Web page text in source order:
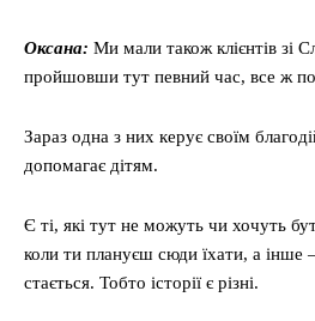
Оксана: Ми мали також клієнтів зі
пройшовши тут певний час, все ж
Зараз одна з них керує своїм
допомагає дітям.
Є ті, які тут не можуть чи хочуть
коли ти плануєш сюди їхати, а інше
стається. Тобто історії є різні.